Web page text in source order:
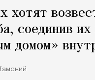
хотят
соединив
домом»